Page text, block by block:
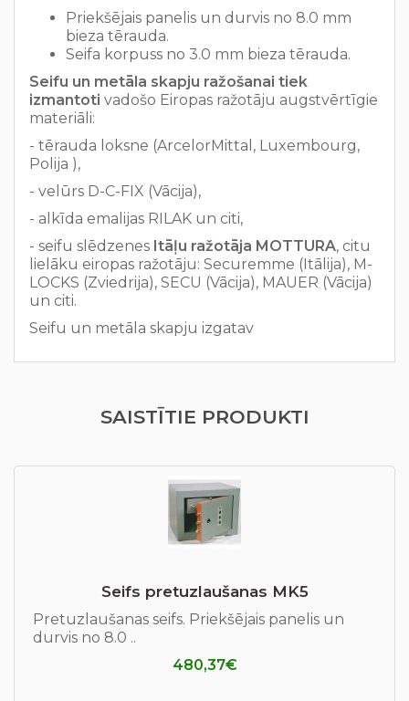
Priekšējais panelis un durvis no 8.0 mm
bieza tērauda.
Seifa korpuss no 3.0 mm bieza tērauda.
Seifu un metāla skapju ražošanai tiek
izmantoti vadošo Eiropas ražotāju augstvērtīgie
materiāli:
- tērauda loksne (ArcelorMittal, Luxembourg,
Polija ),
- velūrs D-C-FIX (Vācija),
- alkīda emalijas RILAK un citi,
- seifu slēdzenes Itāļu ražotāja MOTTURA, citu
lielāku eiropas ražotāju: Securemme (Itālija), M-
LOCKS (Zviedrija), SECU (Vācija), MAUER (Vācija)
un citi.
Seifu un metāla skapju izgatav
SAISTĪTIE PRODUKTI
Seifs pretuzlaušanas MK5
Pretuzlaušanas seifs. Priekšējais panelis un
durvis no 8.0 ..
480,37€